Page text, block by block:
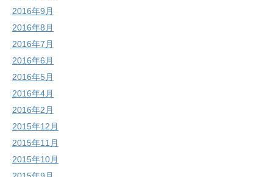
2016年9月
2016年8月
2016年7月
2016年6月
2016年5月
2016年4月
2016年2月
2015年12月
2015年11月
2015年10月